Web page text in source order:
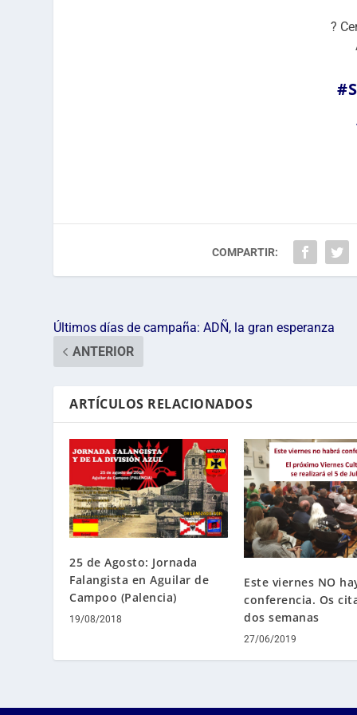
?
COMPARTIR:
Últimos días de campaña: ADÑ, la gran esperanza
ANTERIOR
ARTÍCULOS RELACIONADOS
25 de Agosto: Jornada
Falangista en Aguilar de
Campoo (Palencia)
19/08/2018
Este viernes NO
conferencia. Os
dos semanas
27/06/2019